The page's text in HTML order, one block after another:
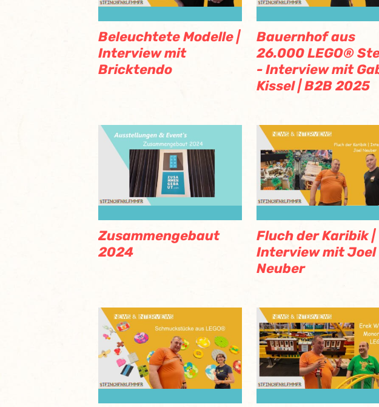
Beleuchtete Modelle |
Interview mit
Bricktendo
Bauernhof aus
26.000 LEGO®
- Interview mit
Kissel | B2B 2025
Zusammengebaut
2024
Fluch der Karibik |
Interview mit Joel
Neuber